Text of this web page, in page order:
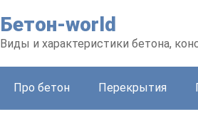
Бетон-world
Виды и характеристики бетона,
Про бетон Перекрытия